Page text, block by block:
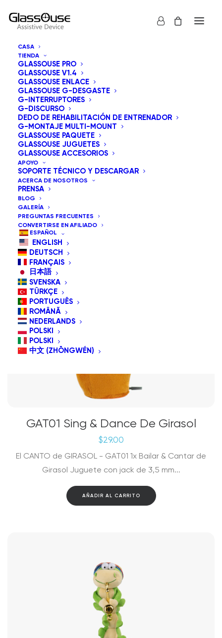
CASA
TIENDA
GLASSOUSE PRO
GLASSOUSE V1.4
GLASSOUSE ENLACE
GLASSOUSE G-DESGASTE
G-INTERRUPTORES
G-DISCURSO
DEDO DE REHABILITACIÓN DE ENTRENADOR
G-MONTAJE MULTI-MOUNT
GLASSOUSE PAQUETE
GLASSOUSE JUGUETES
GLASSOUSE ACCESORIOS
APOYO
SOPORTE TÉCNICO Y DESCARGAR
ACERCA DE NOSOTROS
PRENSA
BLOG
GALERÍA
PREGUNTAS FRECUENTES
CONVERTIRSE EN AFILIADO
ESPAÑOL
ENGLISH
DEUTSCH
FRANÇAIS
日本語
SVENSKA
TÜRKÇE
PORTUGUÊS
ROMÂNĂ
NEDERLANDS
POLSKI
POLSKI
中文 (ZHŌNGWÉN)
Mostrar todos los
Ordenar por precio: bajo a alto
Orden predeterminado
Ordenar por popularidad
Ordenar por precio: alto a bajo
GAT01 Sing & Dance De Girasol
$29.00
El CANTO de GIRASOL - GAT01 1x Bailar & Cantar de
Girasol Juguete con jack de 3,5 mm...
AÑADIR AL CARRITO